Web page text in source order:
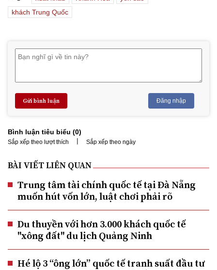
khách Trung Quốc
Gửi bình luận Đăng nhập
Bình luận tiêu biểu (0)
Sắp xếp theo lượt thích | Sắp xếp theo ngày
BÀI VIẾT LIÊN QUAN
Trung tâm tài chính quốc tế tại Đà Nẵng
muốn hút vốn lớn, luật chơi phải rõ
Du thuyền với hơn 3.000 khách quốc tế
"xông đất" du lịch Quảng Ninh
Hé lộ 3 “ông lớn” quốc tế tranh suất đầu tư